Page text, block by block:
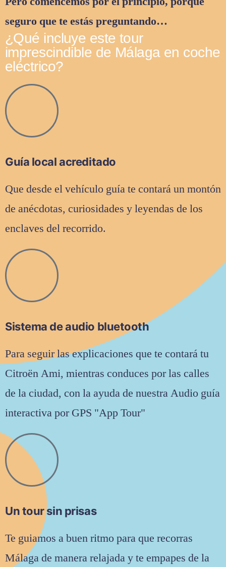
seguro que te estás preguntando…
¿Qué incluye este tour
imprescindible de Málaga en coche
eléctrico?
Guía local acreditado
Que desde el vehículo guía te contará un montón
de anécdotas, curiosidades y leyendas de los
enclaves del recorrido.
Sistema de audio bluetooth
Para seguir las explicaciones que te contará tu
Citroën Ami, mientras conduces por las calles
de la ciudad, con la ayuda de nuestra Audio guía
interactiva por GPS "App Tour"
Un tour sin prisas
Te guiamos a buen ritmo para que recorras
Málaga de manera relajada y te empapes de la